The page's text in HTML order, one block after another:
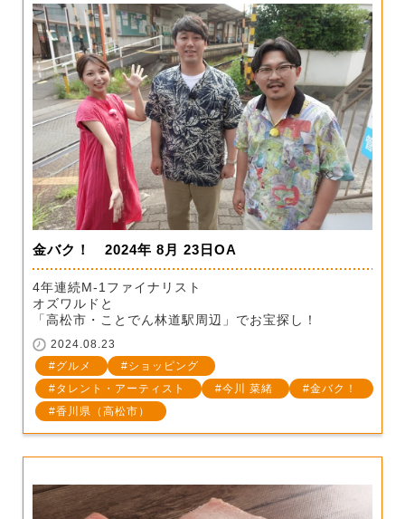
金バク！ 2024年 8月 23日OA
4年連続M-1ファイナリスト
オズワルドと
「高松市・ことでん林道駅周辺」でお宝探し！
2024.08.23
グルメ
ショッピング
タレント・アーティスト
今川 菜緒
金バク！
香川県（高松市）